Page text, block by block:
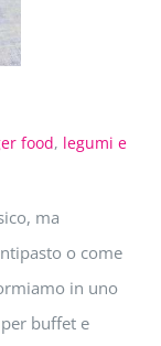
food, legumi e
ma
o come
in uno
buffet e